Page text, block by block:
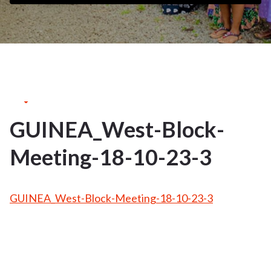
24
OCT 2023
GUINEA_West-Block-
Meeting-18-10-23-3
GUINEA_West-Block-Meeting-18-10-23-3